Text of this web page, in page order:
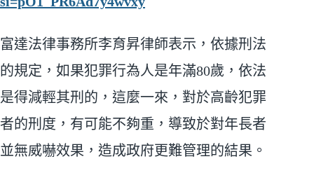
富達法律事務所李育昇律師表示，依據刑法
的規定，如果犯罪行為人是年滿80歲，依法
是得減輕其刑的，這麼一來，對於高齡犯罪
者的刑度，有可能不夠重，導致於對年長者
並無威嚇效果，造成政府更難管理的結果。